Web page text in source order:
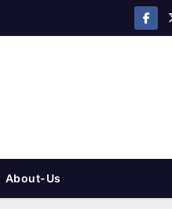
About-Us